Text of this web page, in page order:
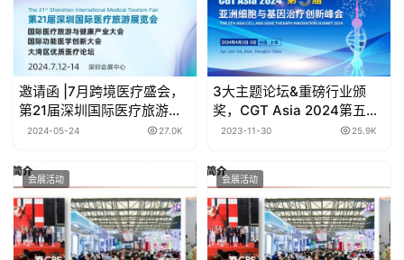
邀请函 |7月跨境医疗盛会，
第21届深圳国际医疗旅游展
览会
2024-05-24 27.0K
3大主题论坛&重磅行业颁
奖，CGT Asia 2024第五届
亚洲细胞与基因治疗创新峰
2023-11-30 25.9K
会展活动 会展活动